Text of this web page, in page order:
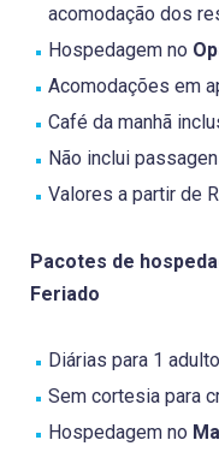
acomodação dos
Hospedagem no
Acomodações em
Café da manhã
Não inclui
Valores a partir de
Pacotes de
Feriado
Diárias para 1 adulto
Sem cortesia para
Hospedagem no